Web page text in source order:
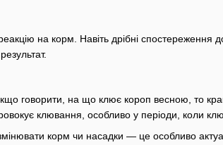
на корм. Навіть дрібні спостереження
говорити, на що клює короп весною, то
клювання, особливо у періоди, коли
корм чи насадки — це особливо